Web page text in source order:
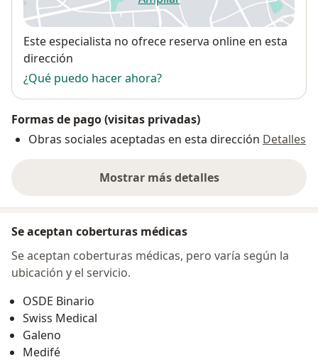
se abre en una nueva
Disponibilidad
Este especialista no ofrece reserva online en esta
dirección
¿Qué puedo hacer ahora?
Formas de pago (visitas privadas)
Obras sociales aceptadas en esta dirección Detalles
Mostrar más detalles
sobre la dirección
Se aceptan coberturas médicas
Se aceptan coberturas médicas, pero varía según la
ubicación y el servicio.
OSDE Binario
Swiss Medical
Galeno
Medifé